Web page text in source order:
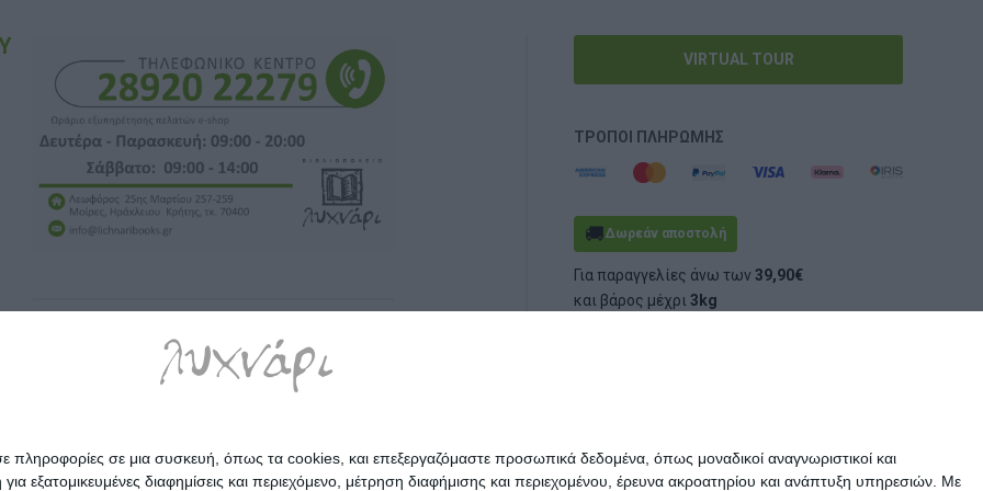
πληροφορίες σε μια συσκευή, όπως τα cookies, και επεξεργαζόμαστε προσωπικά δεδομένα, όπως μοναδικοί αναγνωριστικοί και
διαφημίσεις και περιεχόμενο, μέτρηση διαφήμισης και περιεχομένου, έρευνα ακροατηρίου και ανάπτυξη υπηρεσιών. Με
VIRTUAL TOUR
ΤΡΌΠΟΙ ΠΛΗΡΩΜΉΣ
🚚Δωρεάν αποστολή
Για παραγγελίες άνω των39,90€
και βάρος μέχρι3kg